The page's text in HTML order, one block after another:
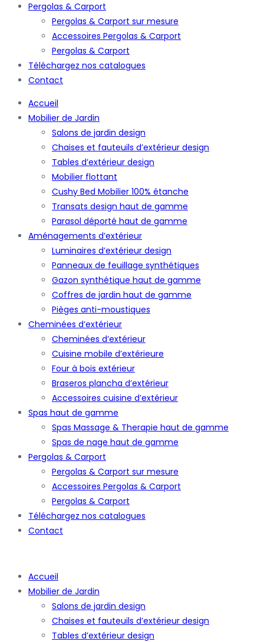
Pergolas & Carport
Pergolas & Carport sur mesure
Accessoires Pergolas & Carport
Pergolas & Carport
Téléchargez nos catalogues
Contact
Accueil
Mobilier de Jardin
Salons de jardin design
Chaises et fauteuils d’extérieur design
Tables d’extérieur design
Mobilier flottant
Cushy Bed Mobilier 100% étanche
Transats design haut de gamme
Parasol déporté haut de gamme
Aménagements d’extérieur
Luminaires d’extérieur design
Panneaux de feuillage synthétiques
Gazon synthétique haut de gamme
Coffres de jardin haut de gamme
Pièges anti-moustiques
Cheminées d’extérieur
Cheminées d’extérieur
Cuisine mobile d’extérieure
Four à bois extérieur
Braseros plancha d’extérieur
Accessoires cuisine d’extérieur
Spas haut de gamme
Spas Massage & Therapie haut de gamme
Spas de nage haut de gamme
Pergolas & Carport
Pergolas & Carport sur mesure
Accessoires Pergolas & Carport
Pergolas & Carport
Téléchargez nos catalogues
Contact
Accueil
Mobilier de Jardin
Salons de jardin design
Chaises et fauteuils d’extérieur design
Tables d’extérieur design